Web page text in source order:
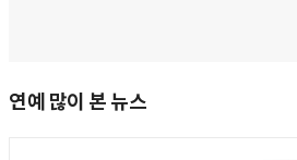
연예 많이 본 뉴스